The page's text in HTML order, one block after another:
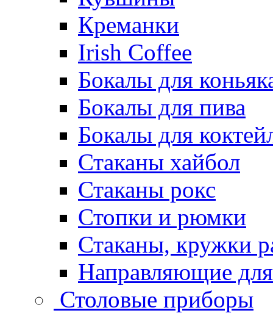
Креманки
Irish Coffee
Бокалы для
Бокалы для пива
Бокалы для
Стаканы хайбол
Стаканы рокс
Стопки и рюмки
Стаканы, кружки
Направляющие
Столовые приборы